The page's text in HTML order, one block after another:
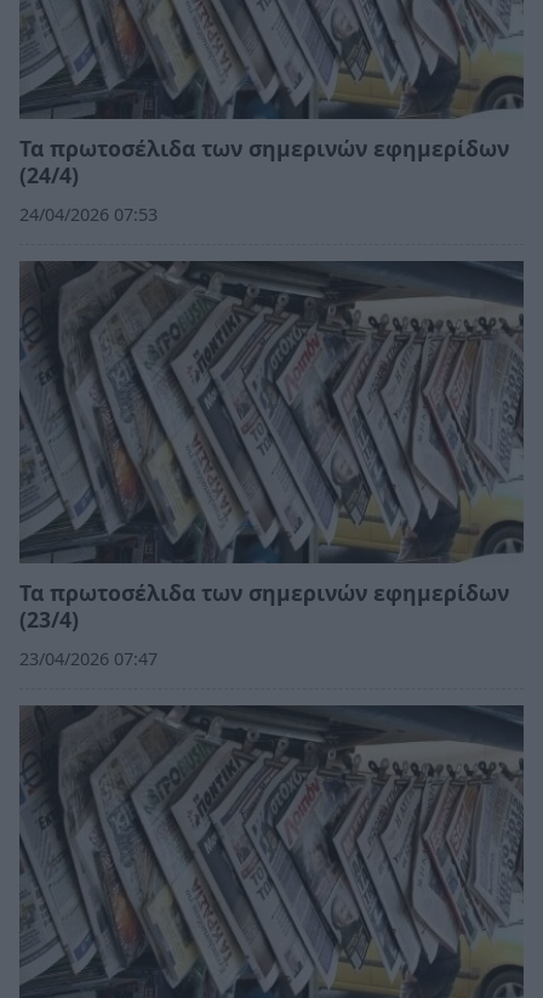
Τα πρωτοσέλιδα των σημερινών εφημερίδων
(24/4)
24/04/2026 07:53
Τα πρωτοσέλιδα των σημερινών εφημερίδων
(23/4)
23/04/2026 07:47